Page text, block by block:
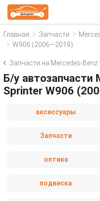
Главная Запчасти
W906 (2006—2019)
Запчасти на Mercedes-Benz
Б/у автозапчасти
Sprinter W906
аксессуары
Запчасти
оптика
подвеска